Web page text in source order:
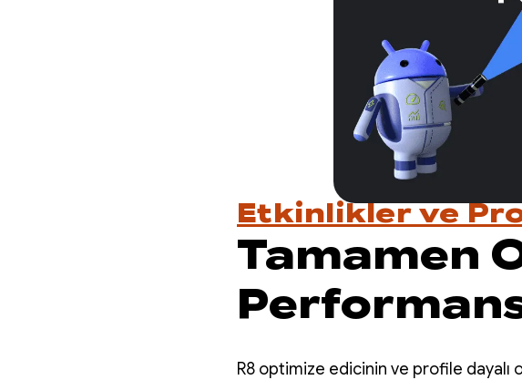
Etkinlikler ve
Tamamen
Haftası'nı
R8 optimize edicinin ve profile